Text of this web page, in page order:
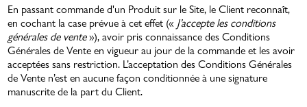
En passant commande d'un Produit sur le Site, le Client reconnaît,
en cochant la case prévue à cet effet (« J’accepte les conditions
générales de vente»), avoir pris connaissance des Conditions
Générales de Vente en vigueur au jour de la commande et les avoir
acceptées sans restriction. L’acceptation des Conditions Générales
de Vente n’est en aucune façon conditionnée à une signature
manuscrite de la part du Client.